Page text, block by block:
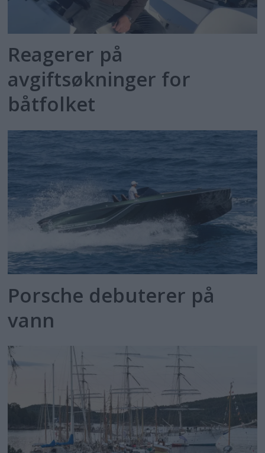
Reagerer på
avgiftsøkninger for
båtfolket
Porsche debuterer på
vann